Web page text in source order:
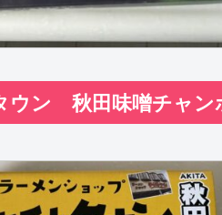
ウン 秋田味噌チャン